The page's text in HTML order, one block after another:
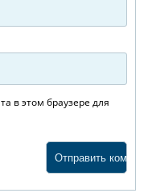
в этом браузере для